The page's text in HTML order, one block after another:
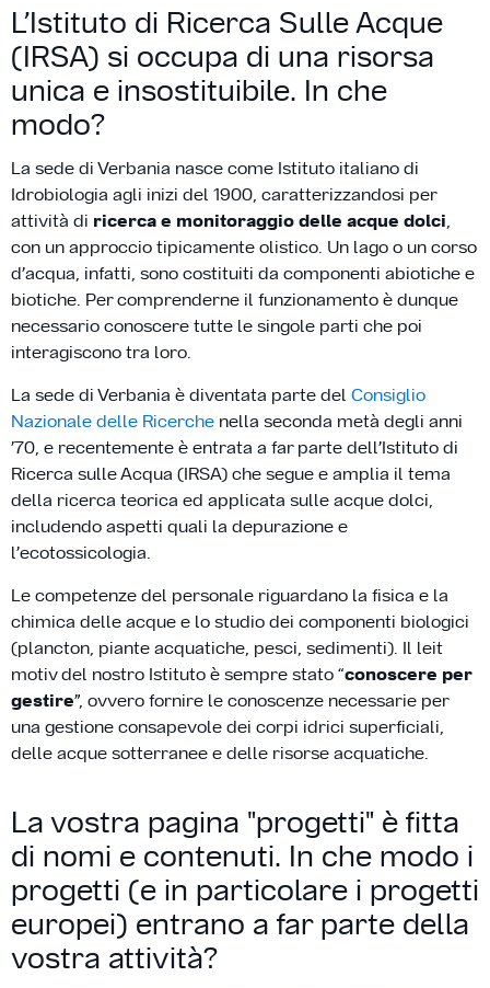
L’Istituto di Ricerca Sulle Acque
(IRSA) si occupa di una risorsa
unica e insostituibile. In che
modo?
La sede di Verbania nasce come Istituto italiano di
Idrobiologia agli inizi del 1900, caratterizzandosi per
attività di ricerca e monitoraggio delle acque dolci,
con un approccio tipicamente olistico. Un lago o un corso
d’acqua, infatti, sono costituiti da componenti abiotiche e
biotiche. Per comprenderne il funzionamento è dunque
necessario conoscere tutte le singole parti che poi
interagiscono tra loro.
La sede di Verbania è diventata parte del Consiglio
Nazionale delle Ricerche nella seconda metà degli anni
’70, e recentemente è entrata a far parte dell’Istituto di
Ricerca sulle Acqua (IRSA) che segue e amplia il tema
della ricerca teorica ed applicata sulle acque dolci,
includendo aspetti quali la depurazione e
l’ecotossicologia.
Le competenze del personale riguardano la fisica e la
chimica delle acque e lo studio dei componenti biologici
(plancton, piante acquatiche, pesci, sedimenti). Il leit
motiv del nostro Istituto è sempre stato “conoscere per
gestire”, ovvero fornire le conoscenze necessarie per
una gestione consapevole dei corpi idrici superficiali,
delle acque sotterranee e delle risorse acquatiche.
La vostra pagina "progetti" è fitta
di nomi e contenuti. In che modo i
progetti (e in particolare i progetti
europei) entrano a far parte della
vostra attività?